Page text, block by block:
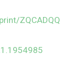
ZQCADQQ